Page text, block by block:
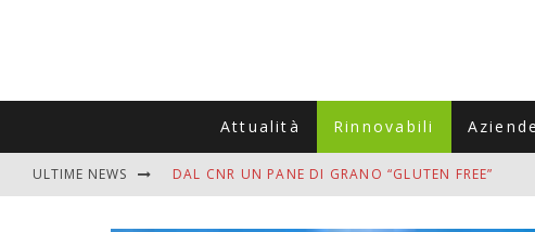
Attualità Rinnovabili
ULTIME NEWS DAL CNR UN PANE DI GRANO “GLUTEN FREE”